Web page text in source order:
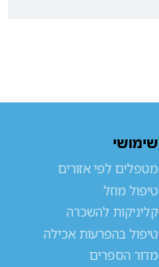
שימושי
מטפלים לפי אזורים
טיפול מוזל
קליניקות להשכרה
טיפול בהפרעות אכילה
מדור הספרים